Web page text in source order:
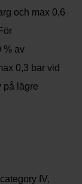
och max 0,6
% av
0,3 bar vid
på lägre
IV,